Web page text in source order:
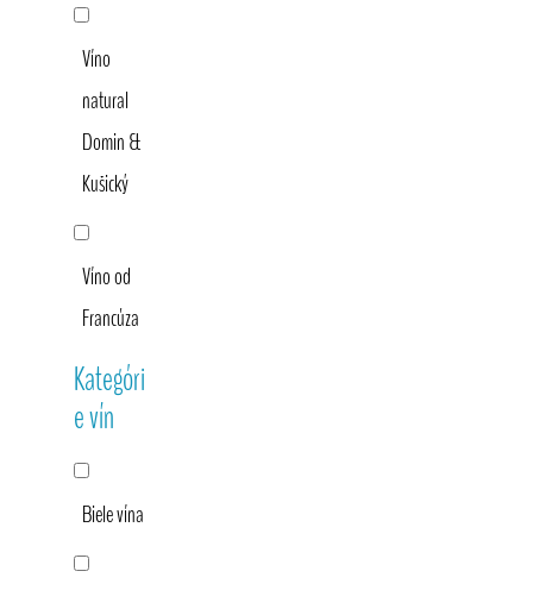
Víno
natural
Domin &
Kušický
Víno od
Francúza
Kategóri
e vín
Biele vína